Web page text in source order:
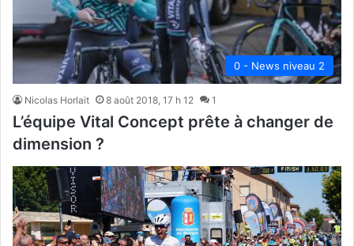
0 - News niveau 2
Nicolas Horlait 8 août 2018, 17 h 12 1
L’équipe Vital Concept prête à changer de
dimension ?